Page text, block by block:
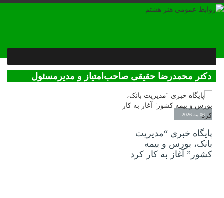
دکتر محمدرضا حقیقی صاحب‌امتیاز و مدیرمسئول
پایگاه خبری بانک،بورس و بیمه
06 مه 2026
پایگاه خبری “مدیریت
بانک، بورس و بیمه
کشور” آغاز به کار کرد